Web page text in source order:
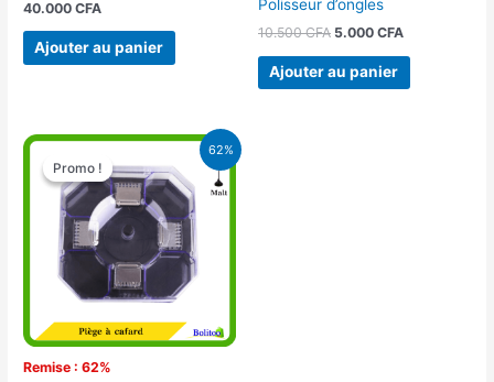
40.000CFA
Ajouter au panier
Polisseur d’ongles
10.500CFA 5.000 CFA
Ajouter au panier
62%
Promo !
Remise : 62%
Promo !
Le
prix
initial
était :
13.000 CFA.
Le
actuel
est :
5.000 CFA.